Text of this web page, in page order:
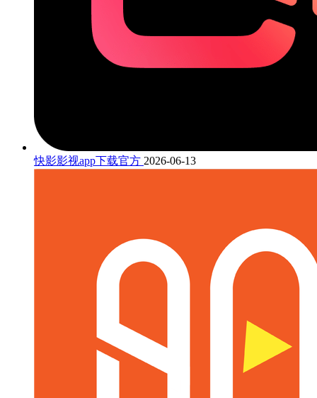
快影影视app下载官方 2026-06-13